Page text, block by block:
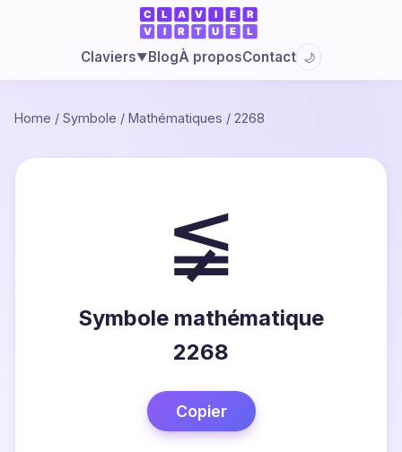
Claviers▼BlogÀ proposContact 🌙
Home / Symbole / Mathématiques / 2268
≨
Symbole mathématique
2268
Copier